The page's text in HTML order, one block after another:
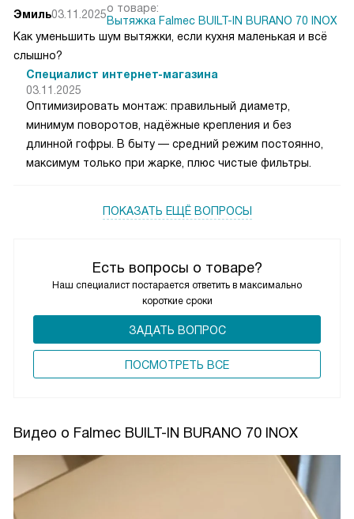
Есть вопросы о товаре?
Наш специалист постарается ответить в максимально
короткие сроки
ЗАДАТЬ ВОПРОС
ПОCМОТРЕТЬ ВСЕ
Эмиль03.11.2025о товаре:
Вытяжка Falmec BUILT-IN BURANO 70 INOX
Как уменьшить шум вытяжки, если кухня маленькая и всё
слышно?
Специалист интернет-магазина
03.11.2025
Оптимизировать монтаж: правильный диаметр,
минимум поворотов, надёжные крепления и без
длинной гофры. В быту — средний режим постоянно,
максимум только при жарке, плюс чистые фильтры.
ПОКАЗАТЬ ЕЩЁ ВОПРОСЫ
Видео о Falmec BUILT-IN BURANO 70 INOX